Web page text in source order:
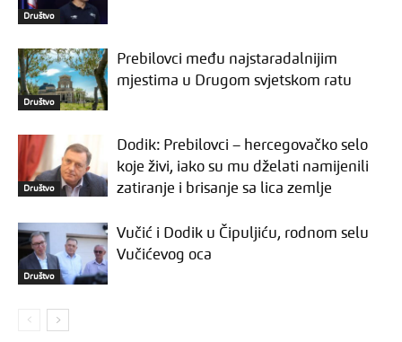
Društvo
Društvo
Prebilovci među najstaradalnijim
mjestima u Drugom svjetskom ratu
Društvo
Dodik: Prebilovci – hercegovačko selo
koje živi, iako su mu dželati namijenili
zatiranje i brisanje sa lica zemlje
Društvo
Vučić i Dodik u Čipuljiću, rodnom selu
Vučićevog oca